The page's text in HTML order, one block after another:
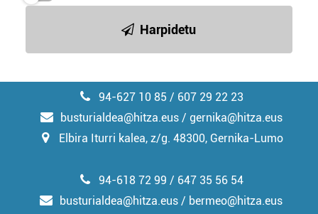
Harpidetu
94-627 10 85 / 607 29 22 23
busturialdea@hitza.eus / gernika@hitza.eus
Elbira Iturri kalea, z/g. 48300, Gernika-Lumo
94-618 72 99 / 647 35 56 54
busturialdea@hitza.eus / bermeo@hitza.eus